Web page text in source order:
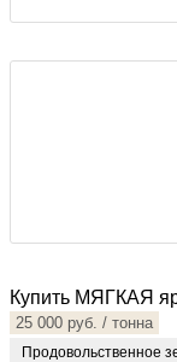
Купить МЯГКАЯ
25 000 руб. / тонна
Продовольственное